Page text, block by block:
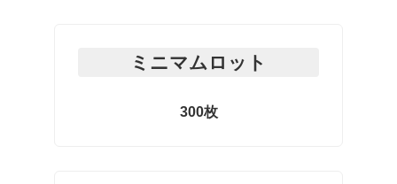
ミニマムロット
300枚